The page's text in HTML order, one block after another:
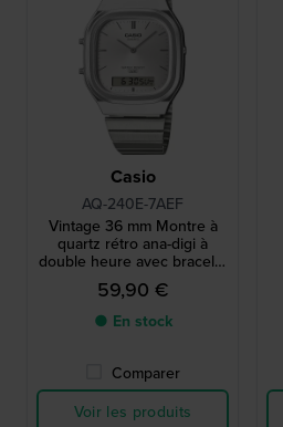
Casio
AQ-240E-7AEF
Vintage 36 mm Montre à
quartz rétro ana-digi à
double heure avec bracelet
en acier inoxydable
59,90 €
● En stock
Comparer
Voir les produits